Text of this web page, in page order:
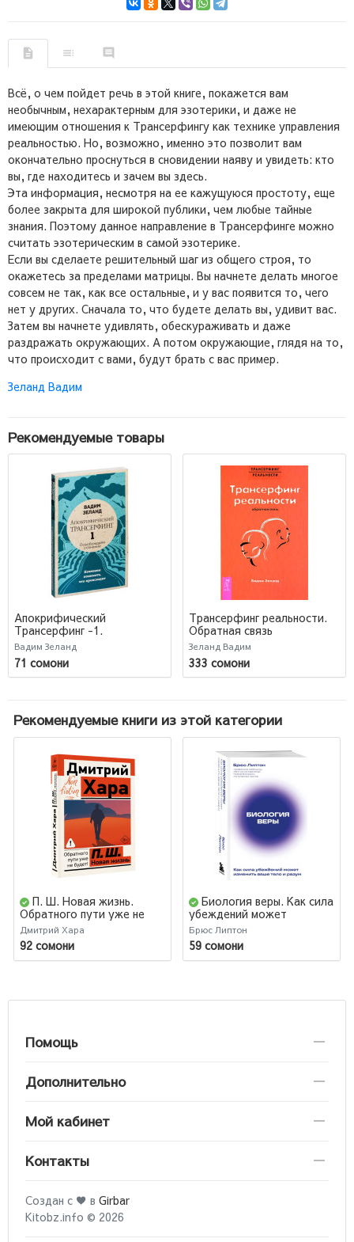
Всё, о чем пойдет речь в этой книге, покажется вам
необычным, нехарактерным для эзотерики, и даже не
имеющим отношения к Трансерфингу как технике управления
реальностью. Но, возможно, именно это позволит вам
окончательно проснуться в сновидении наяву и увидеть: кто
вы, где находитесь и зачем вы здесь.
Эта информация, несмотря на ее кажущуюся простоту, еще
более закрыта для широкой публики, чем любые тайные
знания. Поэтому данное направление в Трансерфинге можно
считать эзотерическим в самой эзотерике.
Если вы сделаете решительный шаг из общего строя, то
окажетесь за пределами матрицы. Вы начнете делать многое
совсем не так, как все остальные, и у вас появится то, чего
нет у других. Сначала то, что будете делать вы, удивит вас.
Затем вы начнете удивлять, обескураживать и даже
раздражать окружающих. А потом окружающие, глядя на то,
что происходит с вами, будут брать с вас пример.
Зеланд Вадим
Рекомендуемые товары
Апокрифический
Трансерфинг -1.
Освобождаем сознание:
Начинаем понимать, что
происходит
Вадим Зеланд
71 сомони
Трансерфинг реальности.
Обратная связь
Зеланд Вадим
333 сомони
Рекомендуемые книги из этой категории
П. Ш. Новая жизнь.
Обратного пути уже не
будет!
Дмитрий Хара
92 сомони
Биология веры. Как сила
убеждений может
изменить ваше тело и
разум (новое оф)
Брюс Липтон
59 сомони
Помощь
Дополнительно
Мой кабинет
Контакты
Создан с ♥ в Girbar
Kitobz.info © 2026